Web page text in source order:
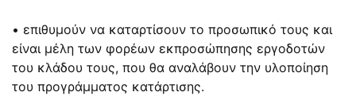
• επιθυμούν να καταρτίσουν το προσωπικό τους και
είναι μέλη των φορέων εκπροσώπησης εργοδοτών
του κλάδου τους, που θα αναλάβουν την υλοποίηση
του προγράμματος κατάρτισης.